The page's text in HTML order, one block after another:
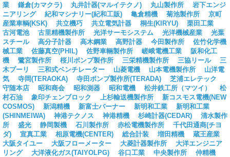
業
鎌倉(カマクラ) 丸井計器(マルイテクノ) 丸山製作所
岩下エンジ
ニアリング
紀和マシナリー(紀和工販) 亀倉精機 菊池製作所
京町
産業車輌(KSK)
共立機巧 共立電気計器 桐生(KIRYU)
栗田工業
古河電池
古里精機製作所 光洋サーモシステム 光洋機械産業
光葉
スチール
高分子計器 高木鋼業 高野計器 今田製作所
佐竹化学機
械工業
佐藤真空(PHIL) 佐野車輛製作所 嵯峨電機工業
阪和化工
機
鷺宮製作所 桜川ポンプ製作所 三栄精機製作所 三協リール
三
木プーリ
三和式ベンチレーター 山菱電機 山本電機製作所
山洋電
気
寺岡(TERAOKA) 寺田ポンプ製作所(TERADA)
芝浦エレテック
守随本店
昭和商会 昭和測器 昭和電機 松井鉄工所（マツイ）
松
村石油
象印チェンブロック 上杉輸送機製作所
新コスモス電機(NEW
COSMOS)
新潟精機 新富士バーナー 新明和工業
新明和工業
(SHINMEIWA)
神港テクノス 神港精機 杉崎計器(CEDAR)
清水製作
所
盛光 静岡製機 石川製作所 赤松電機製作所
千代田通商(チヨ
ダ)
宣真工業 相原電機(CENTER) 総合計装 増田精機
蔵王産業
大阪タイユー
大阪フローメーター 大菱計器製作所
大洋エンジニア
リング
大洋液化ガス(TAIYOLPG) 谷口工業 中央製作所
仲精機